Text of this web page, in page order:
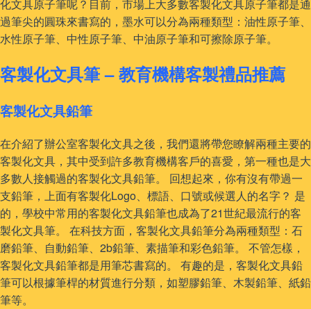
化文具原子筆呢？目前，市場上大多數客製化文具原子筆都是通
過筆尖的圓珠來書寫的，墨水可以分為兩種類型：油性原子筆、
水性原子筆、中性原子筆、中油原子筆和可擦除原子筆。
客製化文具筆 – 教育機構客製禮品推薦
客製化文具鉛筆
在介紹了辦公室客製化文具之後，我們還將帶您瞭解兩種主要的
客製化文具，其中受到許多教育機構客戶的喜愛，第一種也是大
多數人接觸過的客製化文具鉛筆。 回想起來，你有沒有帶過一
支鉛筆，上面有客製化Logo、標語、口號或候選人的名字？ 是
的，學校中常用的客製化文具鉛筆也成為了21世紀最流行的客
製化文具筆。 在科技方面，客製化文具鉛筆分為兩種類型：石
磨鉛筆、自動鉛筆、2b鉛筆、素描筆和彩色鉛筆。 不管怎樣，
客製化文具鉛筆都是用筆芯書寫的。 有趣的是，客製化文具鉛
筆可以根據筆桿的材質進行分類，如塑膠鉛筆、木製鉛筆、紙鉛
筆等。